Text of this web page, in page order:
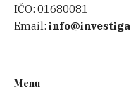
IČO:01680081
Email:
Menu